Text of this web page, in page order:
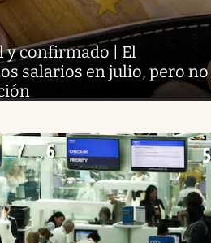
y confirmado | El
salarios en julio, pero no